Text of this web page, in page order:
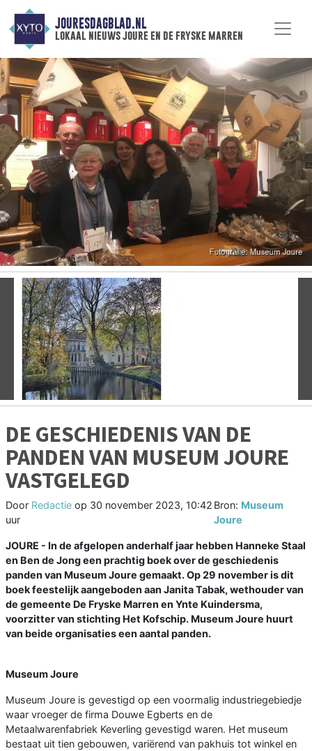
JOURESDAGBLAD.NL
lokaal nieuws joure en de fryske marren
Vorige
DE GESCHIEDENIS VAN DE
PANDEN VAN MUSEUM JOURE
VASTGELEGD
Door Redactie op 30 november 2023, 10:42
uur
Bron: Museum
Joure
JOURE - In de afgelopen anderhalf jaar hebben Hanneke Staal
en Ben de Jong een prachtig boek over de geschiedenis
panden van Museum Joure gemaakt. Op 29 november is dit
boek feestelijk aangeboden aan Janita Tabak, wethouder van
de gemeente De Fryske Marren en Ynte Kuindersma,
voorzitter van stichting Het Kofschip. Museum Joure huurt
van beide organisaties een aantal panden.
Museum Joure
Museum Joure is gevestigd op een voormalig industriegebiedje
waar vroeger de firma Douwe Egberts en de
Metaalwarenfabriek Keverling gevestigd waren. Het museum
bestaat uit tien gebouwen, variërend van pakhuis tot winkel en